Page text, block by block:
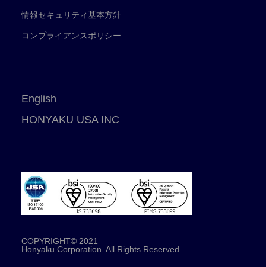
情報セキュリティ基本方針
コンプライアンスポリシー
English
HONYAKU USA INC
COPYRIGHT© 2021
Honyaku Corporation. All Rights Reserved.